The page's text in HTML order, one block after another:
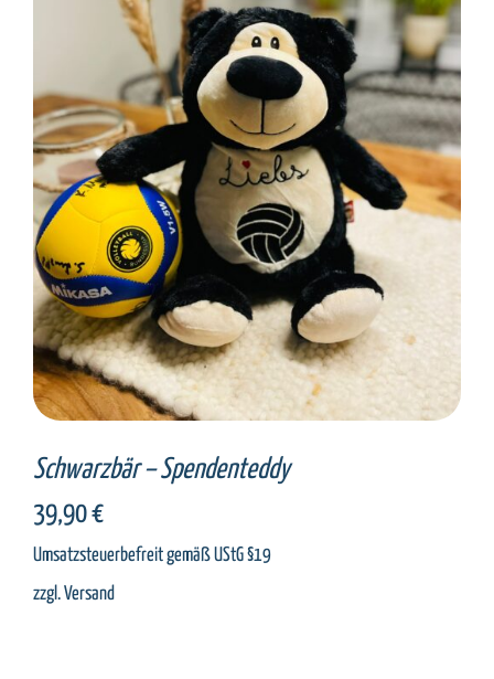
SELECT OPTIONS / DETAILS
Schwarzbär – Spendenteddy
39,90€
Umsatzsteuerbefreit gemäß UStG §19
zzgl.Versand